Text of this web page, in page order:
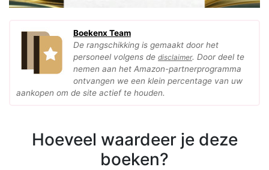
Boekenx Team
De rangschikking is gemaakt door het
personeel volgens de disclaimer. Door deel te
nemen aan het Amazon-partnerprogramma
ontvangen we een klein percentage van uw
aankopen om de site actief te houden.
Hoeveel waardeer je deze
boeken?